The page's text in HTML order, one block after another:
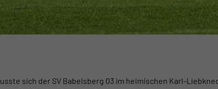
sich der SV Babelsberg 03 im heimischen Karl-